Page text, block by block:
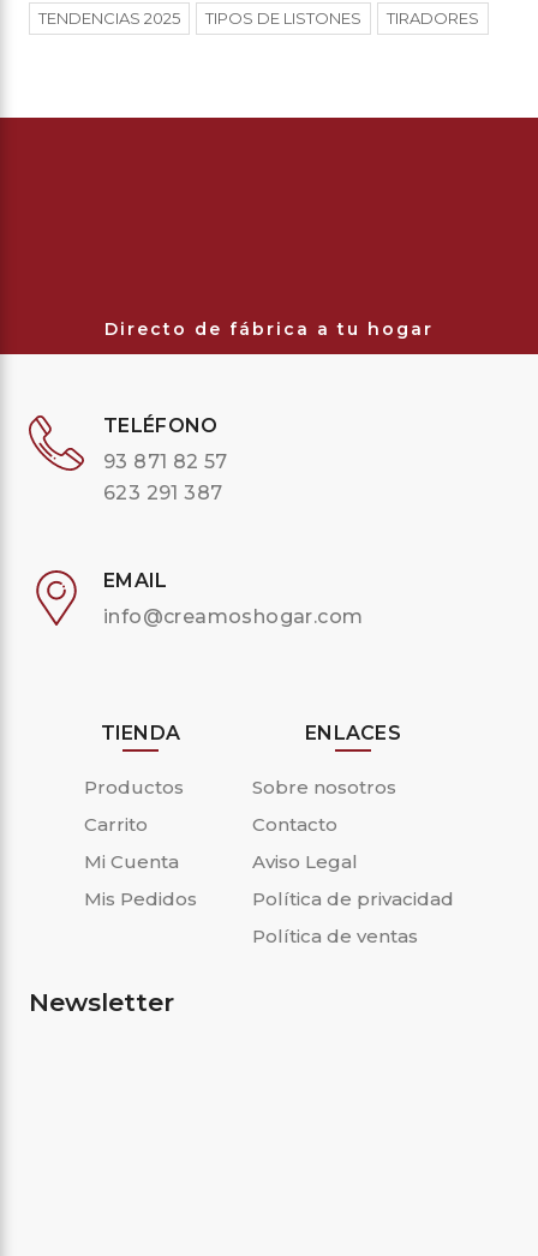
TENDENCIAS 2025
TIPOS DE LISTONES TIRADORES
Directo de fábrica a tu hogar
TELÉFONO
93 871 82 57
623 291 387
EMAIL
info@creamoshogar.com
TIENDA
Productos
Carrito
Mi Cuenta
Mis Pedidos
ENLACES
Sobre nosotros
Contacto
Aviso Legal
Política de privacidad
Política de ventas
Newsletter